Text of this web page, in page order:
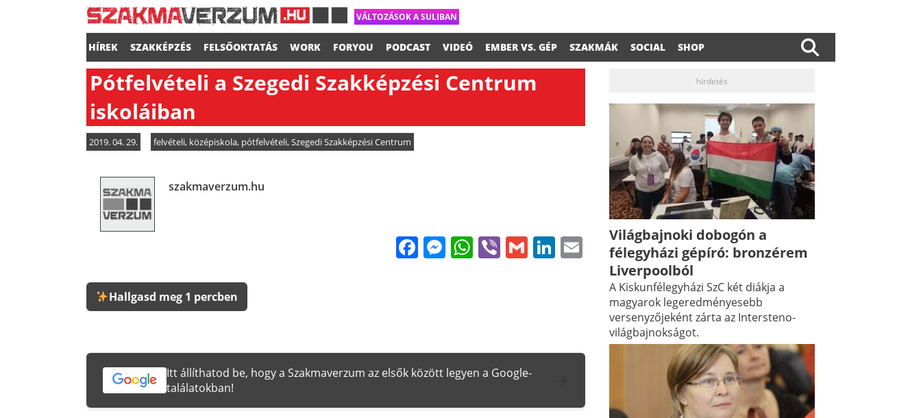
VÁLTOZÁSOK A SULIBAN
HÍREK SZAKKÉPZÉS FELSŐOKTATÁS WORK FORYOU PODCAST VIDEÓ EMBER VS. GÉP SZAKMÁK SOCIAL SHOP
Pótfelvételi a Szegedi Szakképzési Centrum
iskoláiban
2019. 04. 29. felvételi, középiskola, pótfelvételi,Szegedi Szakképzési Centrum
szakmaverzum.hu
Facebook
Messenger
WhatsApp
ViberGmailLinkedIn
Email
Hallgasd meg 1 percben
Itt állíthatod be, hogy a Szakmaverzum az elsők között legyen a Google-
találatokban!
hirdetés
Világbajnoki dobogón a
félegyházi gépíró: bronzérem
Liverpoolból
A Kiskunfélegyházi SzC két diákja a
magyarok legeredményesebb
versenyzőjeként zárta az Intersteno-
világbajnokságot.